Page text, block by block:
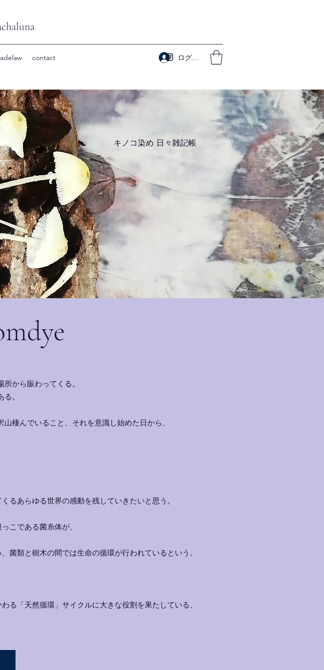
contact ログイン
​キノコ染め 日々雑記帳
所から賑わってくる。
。
棲んでいること、それを意識し始めた日から、
るあらゆる世界の感動を残していきたいと思う。
こである菌糸体が、
菌類と樹木の間では生命の循環が行われているという。
る「天然循環」サイクルに大きな役割を果たしている、